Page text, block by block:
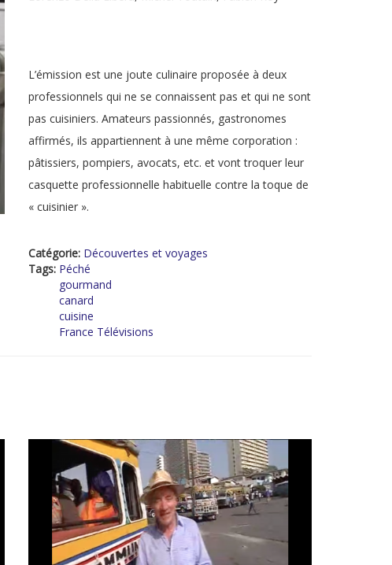
L’émission est une joute culinaire proposée à deux
professionnels qui ne se connaissent pas et qui ne sont
pas cuisiniers. Amateurs passionnés, gastronomes
affirmés, ils appartiennent à une même corporation :
pâtissiers, pompiers, avocats, etc. et vont troquer leur
casquette professionnelle habituelle contre la toque de
« cuisinier ».
Catégorie: Découvertes et voyages
Tags: Péché
gourmand
canard
cuisine
France Télévisions